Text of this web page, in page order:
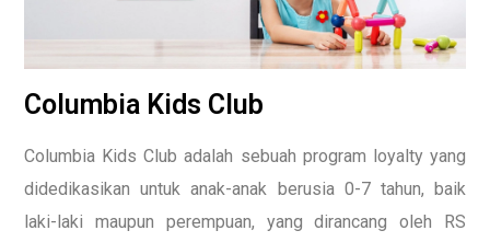
Columbia Kids Club
Columbia Kids Club adalah sebuah program loyalty yang
didedikasikan untuk anak-anak berusia 0-7 tahun, baik
laki-laki maupun perempuan, yang dirancang oleh RS